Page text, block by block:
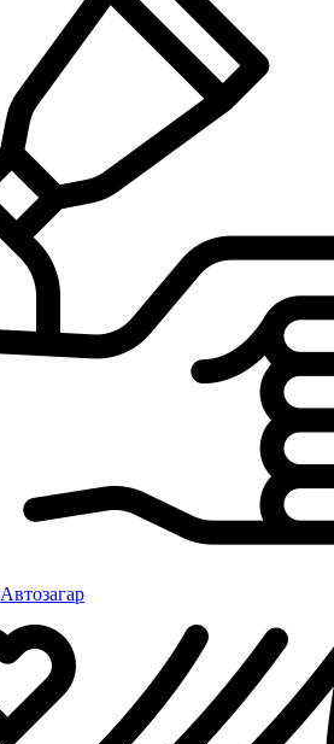
Автозагар